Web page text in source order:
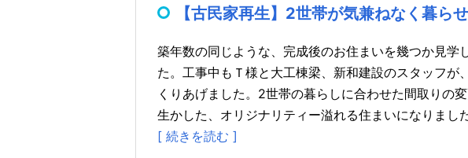
【古民家再生】2世帯が気兼ねなく暮らせ
築年数の同じような、完成後のお住まいを幾つか見学
た。工事中もＴ様と大工棟梁、新和建設のスタッフが
くりあげました。2世帯の暮らしに合わせた間取りの
生かした、オリジナリティー溢れる住まいになりま
[ 続きを読む ]